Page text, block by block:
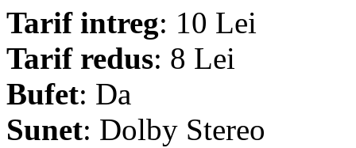
Tarif intreg: 10 Lei
Tarif redus: 8 Lei
Bufet: Da
Sunet: Dolby Stereo